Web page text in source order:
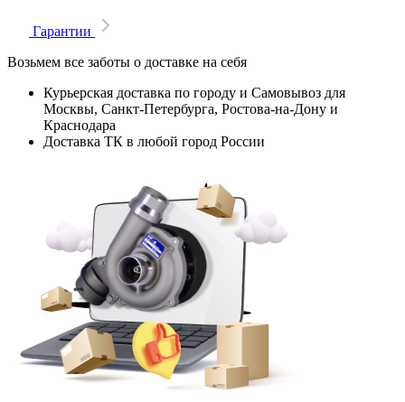
Гарантии
Возьмем все заботы о доставке на себя
Курьерская доставка по городу и Самовывоз для
Москвы, Санкт-Петербурга, Ростова-на-Дону и
Краснодара
Доставка ТК в любой город России